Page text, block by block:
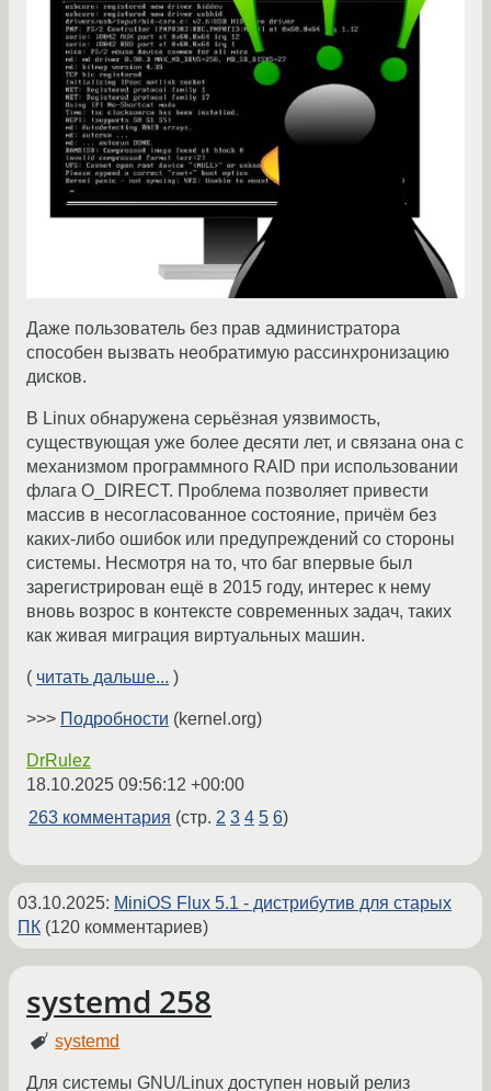
Даже пользователь без прав администратора
способен вызвать необратимую рассинхронизацию
дисков.
В Linux обнаружена серьёзная уязвимость,
существующая уже более десяти лет, и связана она с
механизмом программного RAID при использовании
флага O_DIRECT. Проблема позволяет привести
массив в несогласованное состояние, причём без
каких-либо ошибок или предупреждений со стороны
системы. Несмотря на то, что баг впервые был
зарегистрирован ещё в 2015 году, интерес к нему
вновь возрос в контексте современных задач, таких
как живая миграция виртуальных машин.
( читать дальше... )
>>> Подробности (kernel.org)
DrRulez
18.10.2025 09:56:12 +00:00
263 комментария (стр. 2 3 4 5 6)
03.10.2025: MiniOS Flux 5.1 - дистрибутив для старых
ПК (120 комментариев)
systemd 258
systemd
Для системы GNU/Linux доступен новый релиз